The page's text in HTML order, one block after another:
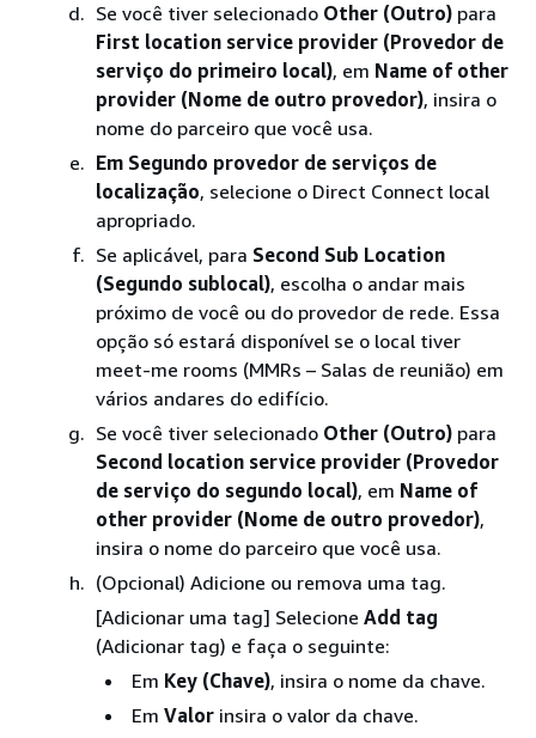
Se você tiver selecionado Other (Outro) para
First location service provider (Provedor de
serviço do primeiro local), em Name of other
provider (Nome de outro provedor), insira o
nome do parceiro que você usa.
Em Segundo provedor de serviços de
localização, selecione o Direct Connect local
apropriado.
Se aplicável, para Second Sub Location
(Segundo sublocal), escolha o andar mais
próximo de você ou do provedor de rede. Essa
opção só estará disponível se o local tiver
meet-me rooms (MMRs – Salas de reunião) em
vários andares do edifício.
Se você tiver selecionado Other (Outro) para
Second location service provider (Provedor
de serviço do segundo local), em Name of
other provider (Nome de outro provedor),
insira o nome do parceiro que você usa.
(Opcional) Adicione ou remova uma tag.
[Adicionar uma tag] Selecione Add tag
(Adicionar tag) e faça o seguinte:
Em Key (Chave), insira o nome da chave.
Em Valor insira o valor da chave.